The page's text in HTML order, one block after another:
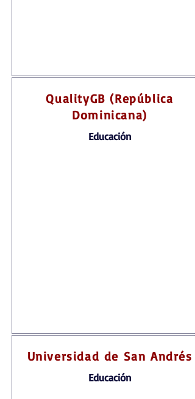
QualityGB (República
Dominicana)
Educación
Universidad de San Andrés
Educación